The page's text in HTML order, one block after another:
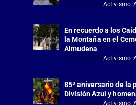
Jul 18, 2026 Activismo,
En recuerdo a los
la Montaña en el
Almudena
Jul 18, 2026 Activismo,
85º aniversario de la
División Azul y
Jul 15, 2026 Activismo,